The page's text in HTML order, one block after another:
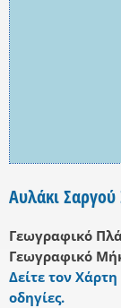
Αυλάκι Σαργού
Γεωγραφικό
Γεωγραφικό
Δείτε τον
οδηγίες.